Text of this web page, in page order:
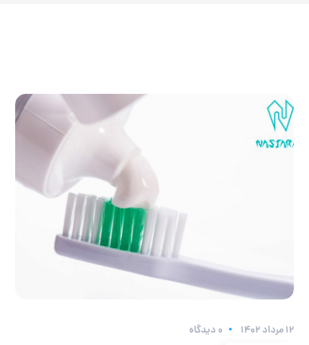
۱۲ مرداد ۱۴۰۲
0 دیدگاه